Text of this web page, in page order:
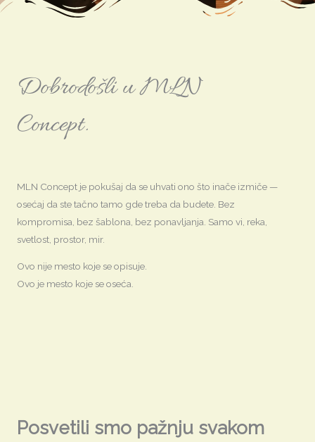
Dobrodošli u MLN
Concept.
MLN Concept je pokušaj da se uhvati ono što inače izmiče —
osećaj da ste tačno tamo gde treba da budete. Bez
kompromisa, bez šablona, bez ponavljanja. Samo vi, reka,
svetlost, prostor, mir.
Ovo nije mesto koje se opisuje.
Ovo je mesto koje se oseća.
Posvetili smo pažnju svakom